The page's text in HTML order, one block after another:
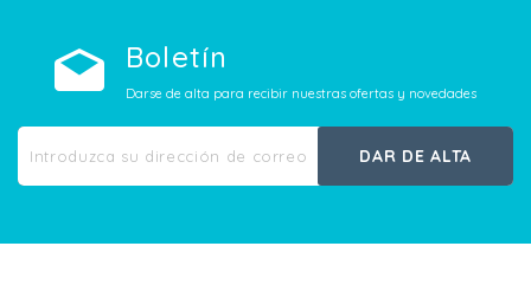
Boletín
Darse de alta para recibir nuestras ofertas y novedades
DAR DE ALTA